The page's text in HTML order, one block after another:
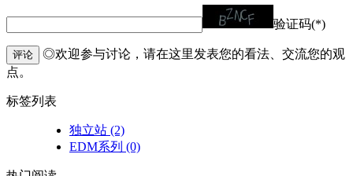
验证码(*)
评论
◎欢迎参与讨论，请在这里发表您的看法、交流您的观
点。
标签列表
独立站 (2)
EDM系列 (0)